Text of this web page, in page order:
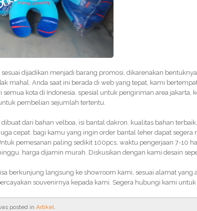
sesuai dijadikan menjadi barang promosi, dikarenakan
mahal. Anda saat ini berada di web yang tepat, kami
semua kota di Indonesia. spesial untuk pengiriman area jakarta,
pembelian sejumlah tertentu.
dari bahan velboa, isi bantal dakron. kualitas bahan
cepat. bagi kamu yang ingin order bantal leher dapat
pemesanan paling sedikit 100pcs, waktu pengerjaan 7-10
harga dijamin murah. Diskusikan dengan kami desain
berkunjung langsung ke showroom kami, sesuai alamat yang
souvenirnya kepada kami. Segera hubungi kami untuk
posted in Artikel.